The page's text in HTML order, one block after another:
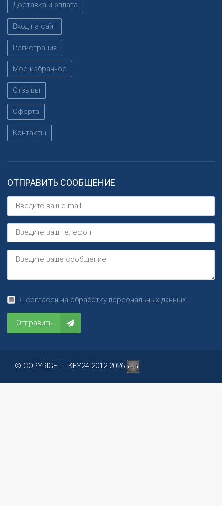
Доставка и оплата
Вход на сайт
Регистрация
Мое избранное
Отзывы
Оферта
Контакты
ОТПРАВИТЬ СООБЩЕНИЕ
Я согласен на обработку персональных данных
Отправить
© COPYRIGHT - KEY24 2012-2026